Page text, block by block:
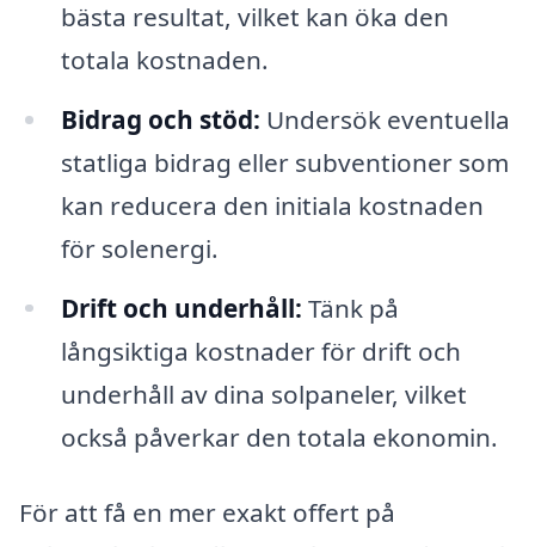
bästa resultat, vilket kan öka den
totala kostnaden.
Bidrag och stöd: Undersök eventuella
statliga bidrag eller subventioner som
kan reducera den initiala kostnaden
för solenergi.
Drift och underhåll: Tänk på
långsiktiga kostnader för drift och
underhåll av dina solpaneler, vilket
också påverkar den totala ekonomin.
För att få en mer exakt offert på